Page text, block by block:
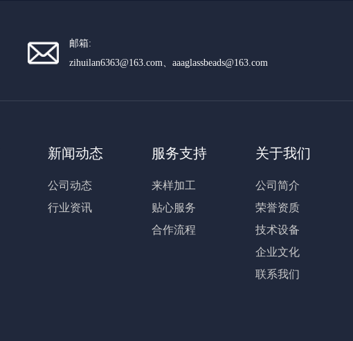
邮箱:
zihuilan6363@163.com、aaaglassbeads@163.com
新闻动态
公司动态
行业资讯
服务支持
来样加工
贴心服务
合作流程
关于我们
公司简介
荣誉资质
技术设备
企业文化
联系我们